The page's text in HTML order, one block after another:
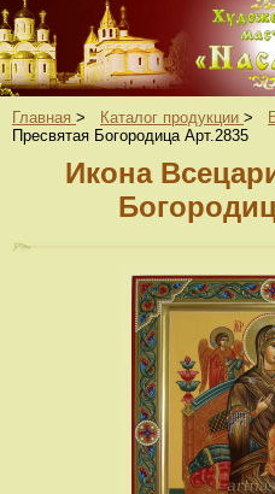
Главная > Каталог продукции >
Пресвятая Богородица Арт.2835
Икона